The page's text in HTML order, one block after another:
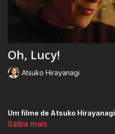
Oh, Lucy!
Atsuko Hirayanagi
Um filme de Atsuko Hirayanagi
Saiba mais